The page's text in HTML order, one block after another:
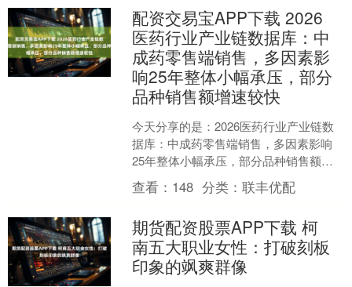
配资交易宝APP下载 2026
医药行业产业链数据库：中
成药零售端销售，多因素影
响25年整体小幅承压，部分
品种销售额增速较快
今天分享的是：2026医药行业产业链数
据库：中成药零售端销售，多因素影响
25年整体小幅承压，部分品种销售额增
速较快 报告共计：13页 好的，我已仔细
阅读您提供的....
查看： 148 分类：联丰优配
期货配资股票APP下载 柯
南五大职业女性：打破刻板
印象的飒爽群像